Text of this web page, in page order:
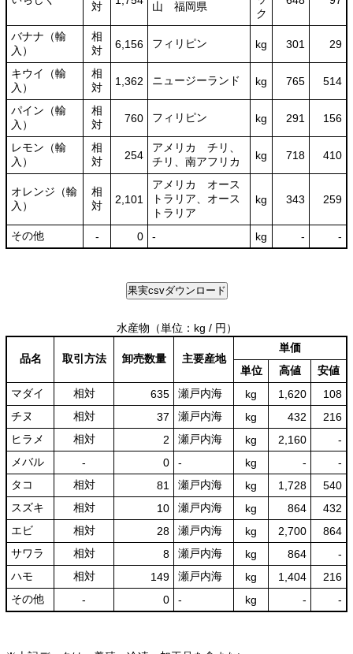
対
山 福岡県
ク
バナナ（輸
入）
相
対
6,156 フィリピン kg 301 29
キウイ（輸
入）
相
対
1,362 ニュージーランド kg 765 514
パイン（輸
入）
相
対
760 フィリピン kg 291 156
レモン（輸
入）
相
対
254
アメリカ チリ、
チリ、南アフリカ
kg 718 410
オレンジ（輸
入）
相
対
2,101
アメリカ オース
トラリア、オース
トラリア
kg 343 259
その他 - 0 - kg - -
水産物 （単位：kg / 円）
品名 取引方法 卸売数量 主要産地
単価
単位
高値
安値
マダイ
相対 635 瀬戸内海 kg 1,620
108
チヌ
相対 37 瀬戸内海 kg 432
216
ヒラメ
相対 2 瀬戸内海 kg 2,160
-
メバル
- 0 - kg -
-
タコ
相対 81 瀬戸内海 kg 1,728
540
スズキ
相対 10 瀬戸内海 kg 864
432
エビ
相対 28 瀬戸内海 kg 2,700
864
サワラ
相対 8 瀬戸内海 kg 864
-
ハモ
相対 149 瀬戸内海 kg 1,404
216
その他
- 0 - kg - -